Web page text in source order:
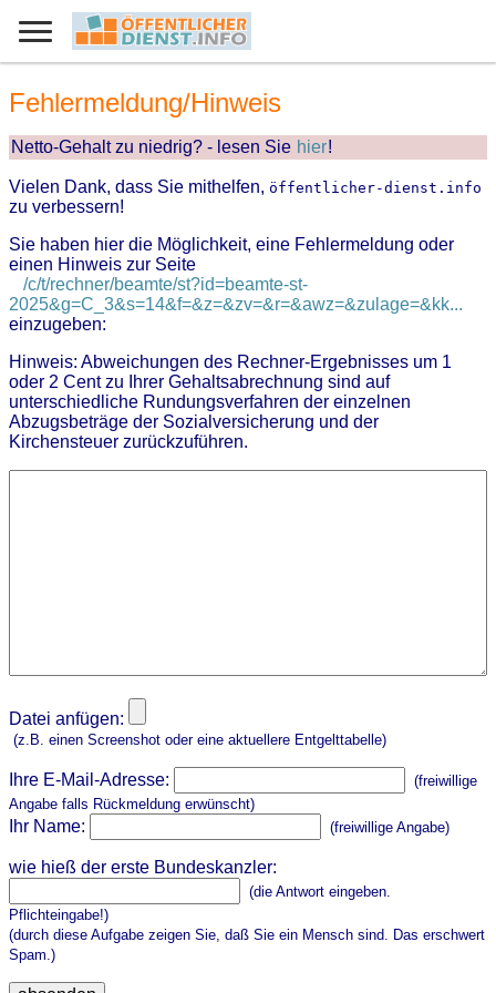
Fehlermeldung/Hinweis
Netto-Gehalt zu niedrig? - lesen Sie hier!
Vielen Dank, dass Sie mithelfen, öffentlicher-dienst.info
zu verbessern!
Sie haben hier die Möglichkeit, eine Fehlermeldung oder
einen Hinweis zur Seite
/c/t/rechner/beamte/st?id=beamte-st-
2025&g=C_3&s=14&f=&z=&zv=&r=&awz=&zulage=&kk...
einzugeben:
Hinweis: Abweichungen des Rechner-Ergebnisses um 1
oder 2 Cent zu Ihrer Gehaltsabrechnung sind auf
unterschiedliche Rundungsverfahren der einzelnen
Abzugsbeträge der Sozialversicherung und der
Kirchensteuer zurückzuführen.
Datei anfügen:
(z.B. einen Screenshot oder eine aktuellere Entgelttabelle)
Ihre E-Mail-Adresse:
(freiwillige
Angabe falls Rückmeldung erwünscht)
Ihr Name: (freiwillige Angabe)
wie hieß der erste Bundeskanzler:
(die Antwort eingeben.
Pflichteingabe!)
(durch diese Aufgabe zeigen Sie, daß Sie ein Mensch sind. Das erschwert
Spam.)